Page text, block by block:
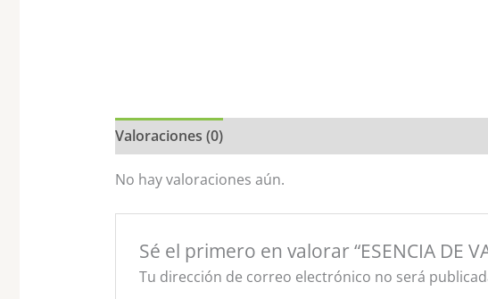
Valoraciones (0)
No hay valoraciones aún.
Sé el primero en valorar “ESENCIA DE
Tu dirección de correo electrónico no será